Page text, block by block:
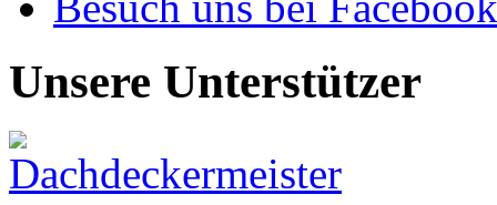
Unsere Unterstützer